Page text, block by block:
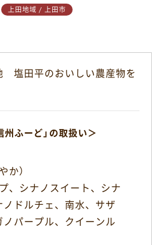
上田地域 / 上田市
塩田平のおいしい農産物を
州ふーど」の取扱い＞
か）
、シナノスイート、シナ
ノドルチェ、南水、サザ
ノパープル、クイーンル